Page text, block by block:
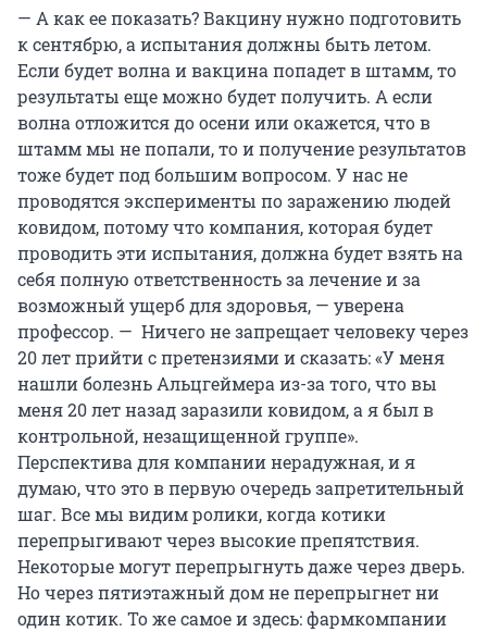
— А как ее показать? Вакцину нужно подготовить
к сентябрю, а испытания должны быть летом.
Если будет волна и вакцина попадет в штамм, то
результаты еще можно будет получить. А если
волна отложится до осени или окажется, что в
штамм мы не попали, то и получение результатов
тоже будет под большим вопросом. У нас не
проводятся эксперименты по заражению людей
ковидом, потому что компания, которая будет
проводить эти испытания, должна будет взять на
себя полную ответственность за лечение и за
возможный ущерб для здоровья, — уверена
профессор. — Ничего не запрещает человеку через
20 лет прийти с претензиями и сказать: «У меня
нашли болезнь Альцгеймера из-за того, что вы
меня 20 лет назад заразили ковидом, а я был в
контрольной, незащищенной группе».
Перспектива для компании нерадужная, и я
думаю, что это в первую очередь запретительный
шаг. Все мы видим ролики, когда котики
перепрыгивают через высокие препятствия.
Некоторые могут перепрыгнуть даже через дверь.
Но через пятиэтажный дом не перепрыгнет ни
один котик. То же самое и здесь: фармкомпании